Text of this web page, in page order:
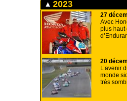
2023
27
Avec
plus haut
20
L’avenir
monde
très